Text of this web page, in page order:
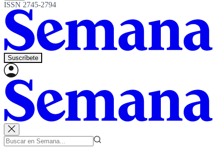
ISSN 2745-2794
Suscríbete